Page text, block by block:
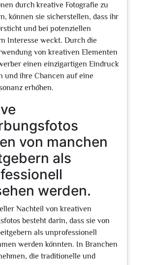
durch kreative Fotografie zu
können sie sicherstellen, dass ihr
und bei potenziellen
Interesse weckt. Durch die
von kreativen Elementen
einen einzigartigen Eindruck
und ihre Chancen auf eine
erhöhen.
von manchen
als
werden.
Nachteil von kreativen
besteht darin, dass sie von
als unprofessionell
werden könnten. In Branchen
die traditionelle und